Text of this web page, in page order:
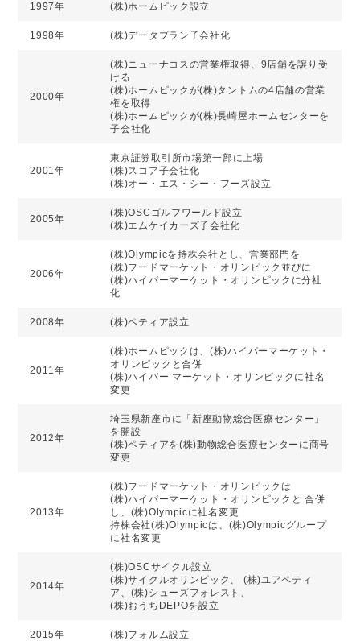
1997年 (株)ホームピック設立
1998年 (株)データプラン子会社化
2000年
(株)ニューナコスの営業権取得、9店舗を譲り受
ける
(株)ホームピックが(株)タントムの4店舗の営業
権を取得
(株)ホームピックが(株)長崎屋ホームセンターを
子会社化
2001年
東京証券取引所市場第一部に上場
(株)スコア子会社化
(株)オー・エス・シー・フーズ設立
2005年
(株)OSCゴルフワールド設立
(株)エムケイカーズ子会社化
2006年
(株)Olympicを持株会社とし、営業部門を
(株)フードマーケット・オリンピック並びに
(株)ハイパーマーケット・オリンピックに分社
化
2008年 (株)ペティア設立
2011年
(株)ホームピックは、(株)ハイパーマーケット・
オリンピックと合併
(株)ハイパー マーケット・オリンピックに社名
変更
2012年
埼玉県新座市に「新座動物総合医療センター」
を開設
(株)ペティアを(株)動物総合医療センターに商号
変更
2013年
(株)フードマーケット・オリンピックは
(株)ハイパーマーケット・オリンピックと 合併
し、(株)Olympicに社名変更
持株会社(株)Olympicは、(株)Olympicグループ
に社名変更
2014年
(株)OSCサイクル設立
(株)サイクルオリンピック、 (株)ユアペティ
ア、(株)シューズフォレスト、
(株)おうちDEPOを設立
2015年 (株)フォルム設立